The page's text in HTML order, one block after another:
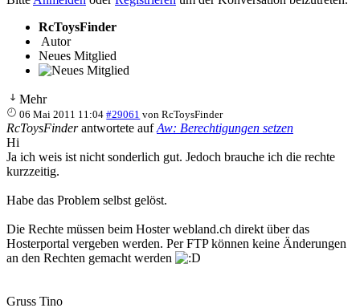
RcToysFinder
Autor
Neues Mitglied
Mehr
06 Mai 2011 11:04 #29061 vonRcToysFinder
RcToysFinderantwortete aufAw: Berechtigungen setzen
Hi
Ja ich weis ist nicht sonderlich gut. Jedoch brauche ich die rechte
kurzzeitig.
Habe das Problem selbst gelöst.
Die Rechte müssen beim Hoster webland.ch direkt über das
Hosterportal vergeben werden. Per FTP können keine Änderungen
an den Rechten gemacht werden
Gruss Tino